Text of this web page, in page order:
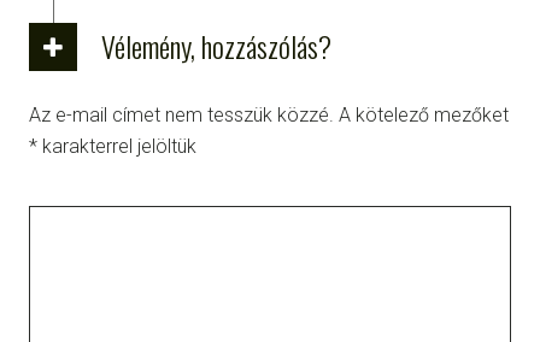
Vélemény, hozzászólás?
Az e-mail címet nem tesszük közzé. A kötelező mezőket
* karakterrel jelöltük